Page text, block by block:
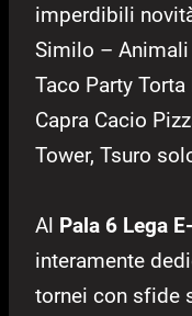
imperdibili
Similo – Animali
Taco Party
Capra Cacio
Tower, Tsuro
Al Pala 6 Lega
interamente
tornei con sfide